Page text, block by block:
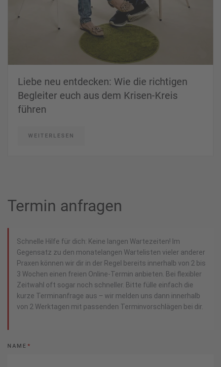
Liebe neu entdecken: Wie die richtigen
Begleiter euch aus dem Krisen-Kreis
führen
WEITERLESEN
Termin anfragen
Schnelle Hilfe für dich: Keine langen Wartezeiten! Im
Gegensatz zu den monatelangen Wartelisten vieler anderer
Praxen können wir dir in der Regel bereits innerhalb von 2 bis
3 Wochen einen freien Online-Termin anbieten. Bei flexibler
Zeitwahl oft sogar noch schneller. Bitte fülle einfach die
kurze Terminanfrage aus – wir melden uns dann innerhalb
von 2 Werktagen mit passenden Terminvorschlägen bei dir.
NAME *